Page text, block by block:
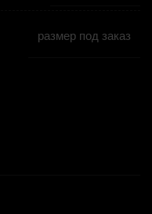
размер под заказ